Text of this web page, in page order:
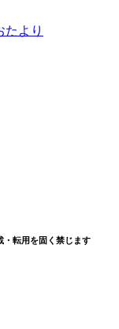
たより
・転用を固く禁じます